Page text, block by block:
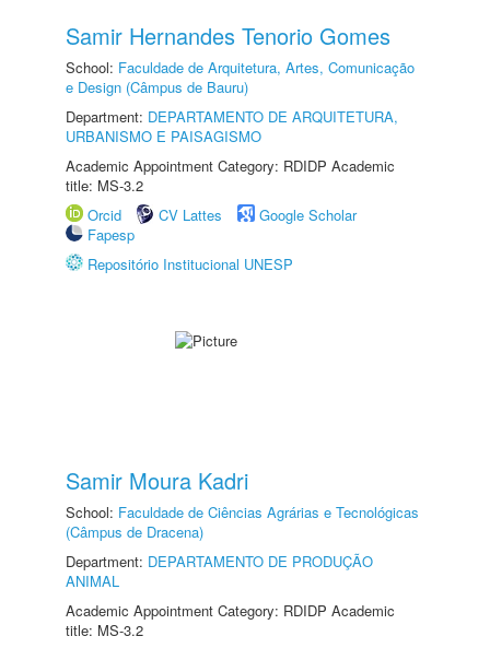
Samir Hernandes Tenorio Gomes
School: Faculdade de Arquitetura, Artes, Comunicação
e Design (Câmpus de Bauru)
Department: DEPARTAMENTO DE ARQUITETURA,
URBANISMO E PAISAGISMO
Academic Appointment Category: RDIDP Academic
title: MS-3.2
Orcid
CV Lattes
Google Scholar
Fapesp
Repositório Institucional UNESP
Samir Moura Kadri
School: Faculdade de Ciências Agrárias e Tecnológicas
(Câmpus de Dracena)
Department: DEPARTAMENTO DE PRODUÇÃO
ANIMAL
Academic Appointment Category: RDIDP Academic
title: MS-3.2